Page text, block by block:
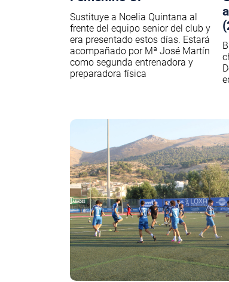
Sustituye a Noelia Quintana al
frente del equipo senior del club y
era presentado estos días. Estará
acompañado por Mª José Martín
como segunda entrenadora y
preparadora física